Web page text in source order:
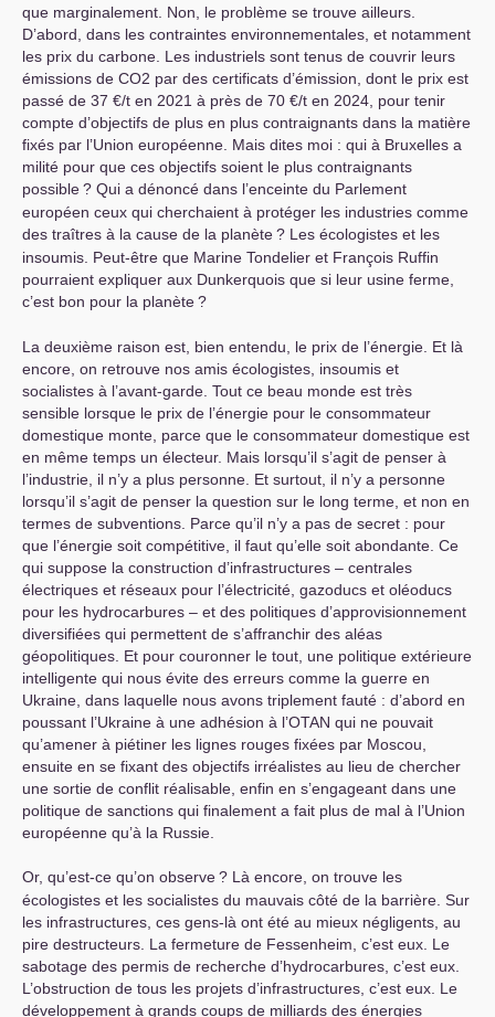
que marginalement. Non, le problème se trouve ailleurs.
D’abord, dans les contraintes environnementales, et notamment
les prix du carbone. Les industriels sont tenus de couvrir leurs
émissions de CO2 par des certificats d’émission, dont le prix est
passé de 37 €/t en 2021 à près de 70 €/t en 2024, pour tenir
compte d’objectifs de plus en plus contraignants dans la matière
fixés par l’Union européenne. Mais dites moi : qui à Bruxelles a
milité pour que ces objectifs soient le plus contraignants
possible? Qui a dénoncé dans l’enceinte du Parlement
européen ceux qui cherchaient à protéger les industries comme
des traîtres à la cause de la planète? Les écologistes et les
insoumis. Peut-être que Marine Tondelier et François Ruffin
pourraient expliquer aux Dunkerquois que si leur usine ferme,
c’est bon pour la planète?
La deuxième raison est, bien entendu, le prix de l’énergie. Et là
encore, on retrouve nos amis écologistes, insoumis et
socialistes à l’avant-garde. Tout ce beau monde est très
sensible lorsque le prix de l’énergie pour le consommateur
domestique monte, parce que le consommateur domestique est
en même temps un électeur. Mais lorsqu’il s’agit de penser à
l’industrie, il n’y a plus personne. Et surtout, il n’y a personne
lorsqu’il s’agit de penser la question sur le long terme, et non en
termes de subventions. Parce qu’il n’y a pas de secret : pour
que l’énergie soit compétitive, il faut qu’elle soit abondante. Ce
qui suppose la construction d’infrastructures – centrales
électriques et réseaux pour l’électricité, gazoducs et oléoducs
pour les hydrocarbures – et des politiques d’approvisionnement
diversifiées qui permettent de s’affranchir des aléas
géopolitiques. Et pour couronner le tout, une politique extérieure
intelligente qui nous évite des erreurs comme la guerre en
Ukraine, dans laquelle nous avons triplement fauté : d’abord en
poussant l’Ukraine à une adhésion à l’OTAN qui ne pouvait
qu’amener à piétiner les lignes rouges fixées par Moscou,
ensuite en se fixant des objectifs irréalistes au lieu de chercher
une sortie de conflit réalisable, enfin en s’engageant dans une
politique de sanctions qui finalement a fait plus de mal à l’Union
européenne qu’à la Russie.
Or, qu’est-ce qu’on observe? Là encore, on trouve les
écologistes et les socialistes du mauvais côté de la barrière. Sur
les infrastructures, ces gens-là ont été au mieux négligents, au
pire destructeurs. La fermeture de Fessenheim, c’est eux. Le
sabotage des permis de recherche d’hydrocarbures, c’est eux.
L’obstruction de tous les projets d’infrastructures, c’est eux. Le
développement à grands coups de milliards des énergies